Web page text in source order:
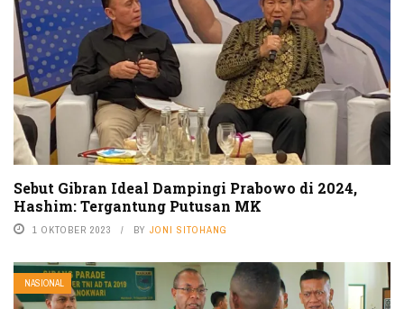
Sebut Gibran Ideal Dampingi Prabowo di 2024,
Hashim: Tergantung Putusan MK
1 OKTOBER 2023 BY JONI SITOHANG
NASIONAL